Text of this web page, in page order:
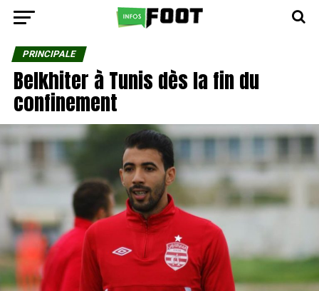
PRINCIPALE
Belkhiter à Tunis dès la fin du
confinement